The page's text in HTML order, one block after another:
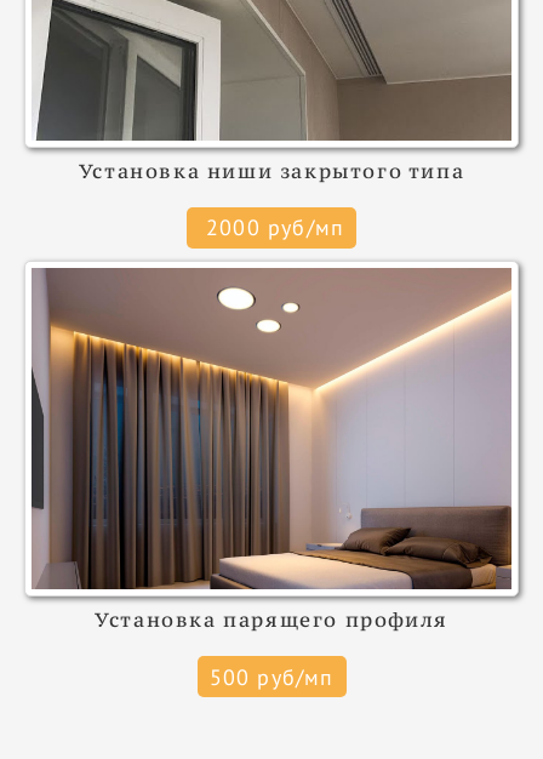
Установка ниши закрытого типа
2000 руб/мп
Установка парящего профиля
500 руб/мп